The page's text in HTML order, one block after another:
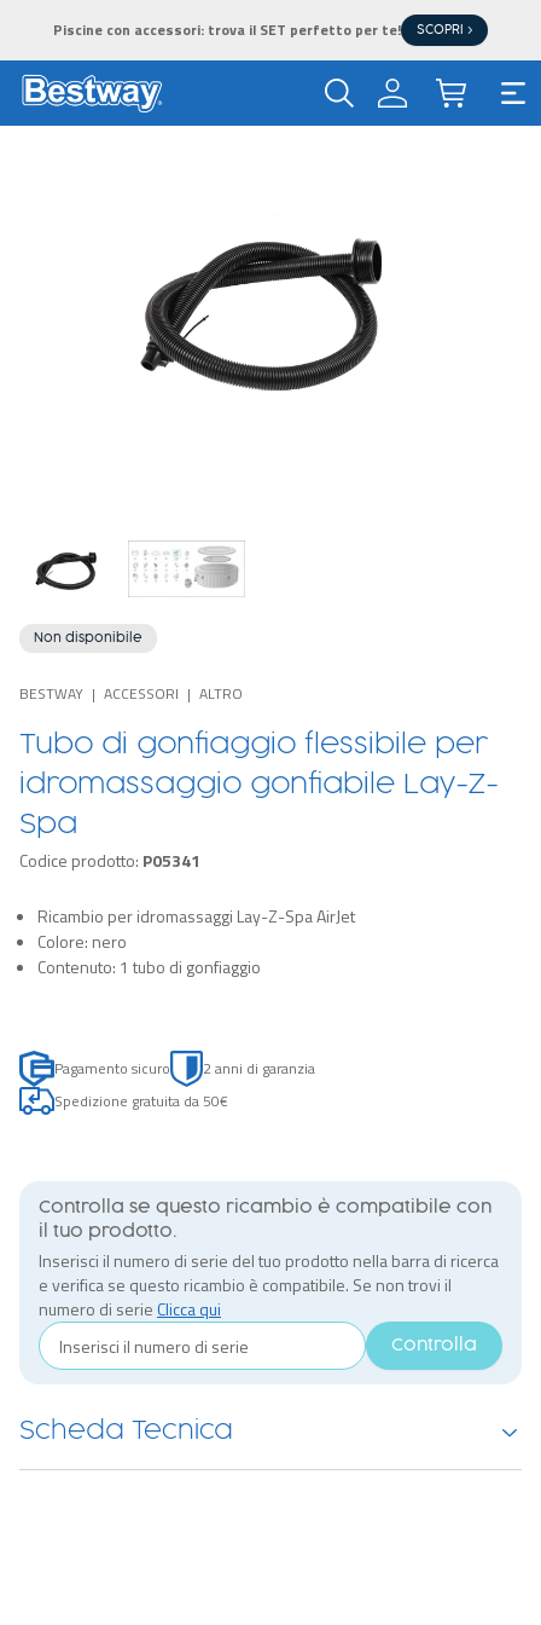
Piscine con accessori: trova il SET perfetto per te! SCOPRI >
Non disponibile
BESTWAY ACCESSORI ALTRO
Tubo di gonfiaggio flessibile per
idromassaggio gonfiabile Lay-Z-
Spa
Codice prodotto: P05341
Ricambio per idromassaggi Lay-Z-Spa AirJet
Colore: nero
Contenuto: 1 tubo di gonfiaggio
Pagamento sicuro
2 anni di garanzia
Spedizione gratuita da 50€
Controlla se questo ricambio è compatibile con
il tuo prodotto.
Inserisci il numero di serie del tuo prodotto nella barra di ricerca
e verifica se questo ricambio è compatibile. Se non trovi il
numero di serie Clicca qui
Controlla
Scheda Tecnica